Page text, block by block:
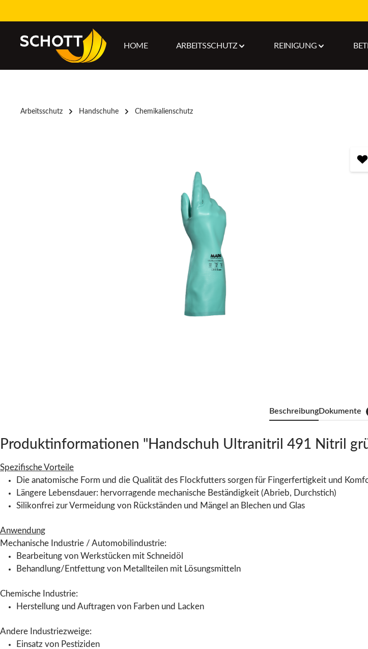
HOME ARBEITSSCHUTZ REINIGUNG
Arbeitsschutz Handschuhe Chemikalienschutz
BeschreibungDokumente
Produktinformationen "Handschuh Ultranitril 491 Nitril
Spezifische Vorteile
Die anatomische Form und die Qualität des Flockfutters sorgen für Fingerfertigkeit und
Längere Lebensdauer: hervorragende mechanische Beständigkeit (Abrieb, Durchstich)
Silikonfrei zur Vermeidung von Rückständen und Mängel an Blechen und Glas
Anwendung
Mechanische Industrie / Automobilindustrie:
Bearbeitung von Werkstücken mit Schneidöl
Behandlung/Entfettung von Metallteilen mit Lösungsmitteln
Chemische Industrie:
Herstellung und Auftragen von Farben und Lacken
Andere Industriezweige:
Einsatz von Pestiziden